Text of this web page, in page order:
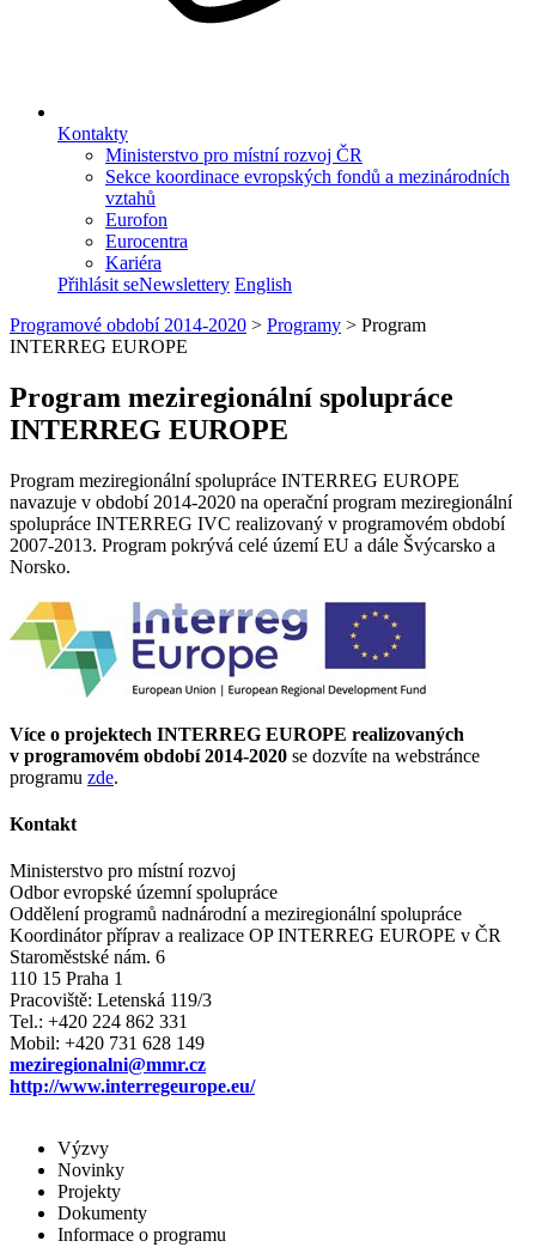
Kontakty
Ministerstvo pro místní rozvoj ČR
Sekce koordinace evropských fondů a mezinárodních
vztahů
Eurofon
Eurocentra
Kariéra
Přihlásit seNewslettery English
Programové období 2014-2020 > Programy > Program
INTERREG EUROPE
Program meziregionální spolupráce
INTERREG EUROPE
Program meziregionální spolupráce INTERREG EUROPE
navazuje v období 2014-2020 na operační program meziregionální
spolupráce INTERREG IVC realizovaný v programovém období
2007-2013. Program pokrývá celé území EU a dále Švýcarsko a
Norsko.
Více o projektech INTERREG EUROPE realizovaných
v programovém období 2014-2020 se dozvíte na webstránce
programu zde.
Kontakt
Ministerstvo pro místní rozvoj
Odbor evropské územní spolupráce
Oddělení programů nadnárodní a meziregionální spolupráce
Koordinátor příprav a realizace OP INTERREG EUROPE v ČR
Staroměstské nám. 6
110 15 Praha 1
Pracoviště: Letenská 119/3
Tel.: +420 224 862 331
Mobil: +420 731 628 149
meziregionalni@mmr.cz
http://www.interregeurope.eu/
Výzvy
Novinky
Projekty
Dokumenty
Informace o programu